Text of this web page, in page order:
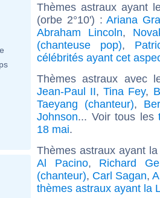
Thèmes astraux ayant
(orbe 2°10') :Ariana
Abraham Lincoln,
(chanteuse pop),
célébrités ayant cet
Thèmes astraux avec
Jean-Paul II,Tina Fey,
Taeyang (chanteur),
Johnson... Voir tous les
18 mai.
Thèmes astraux ayant
Al Pacino, Richard
(chanteur), Carl Sagan,
thèmes astraux ayant la